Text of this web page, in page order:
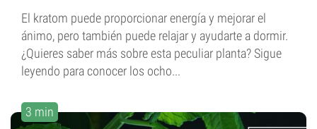
El kratom puede proporcionar energía y mejorar el
ánimo, pero también puede relajar y ayudarte a dormir.
¿Quieres saber más sobre esta peculiar planta? Sigue
leyendo para conocer los ocho...
3 min